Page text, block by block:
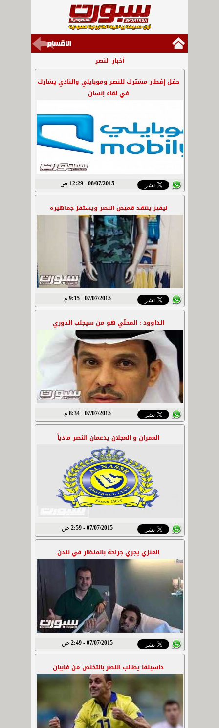
أخبار النصر
حفل إفطار مشترك للنصر وموبايلي والنادي يشارك
في لقاء إنسان
08/07/2015 - 12:29 ص
نيفيز ينتقد قميص النصر ويستفز جماهيره
07/07/2015 - 9:15 م
الداوود : المحلّي هو من سيجلب الدوري
07/07/2015 - 8:34 م
العمران و العجلان يدعمان النصر مادياً
07/07/2015 - 2:59 ص
العنزي يجري جراحة بالمنظار في لندن
07/07/2015 - 2:49 ص
داسيلفا يطالب النصر بالتخلص من فابيان